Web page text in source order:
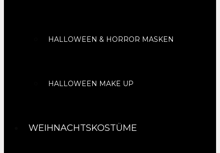
HALLOWEEN & HORROR MASKEN
HALLOWEEN MAKE UP
WEIHNACHTSKOSTÜME